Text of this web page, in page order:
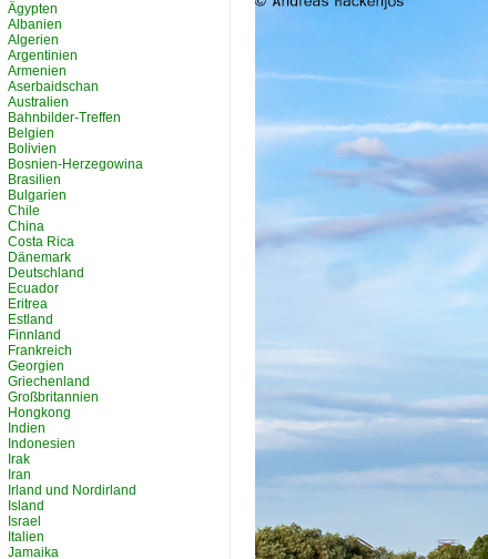
Ägypten
Albanien
Algerien
Argentinien
Armenien
Aserbaidschan
Australien
Bahnbilder-Treffen
Belgien
Bolivien
Bosnien-Herzegowina
Brasilien
Bulgarien
Chile
China
Costa Rica
Dänemark
Deutschland
Ecuador
Eritrea
Estland
Finnland
Frankreich
Georgien
Griechenland
Großbritannien
Hongkong
Indien
Indonesien
Irak
Iran
Irland und Nordirland
Island
Israel
Italien
Jamaika